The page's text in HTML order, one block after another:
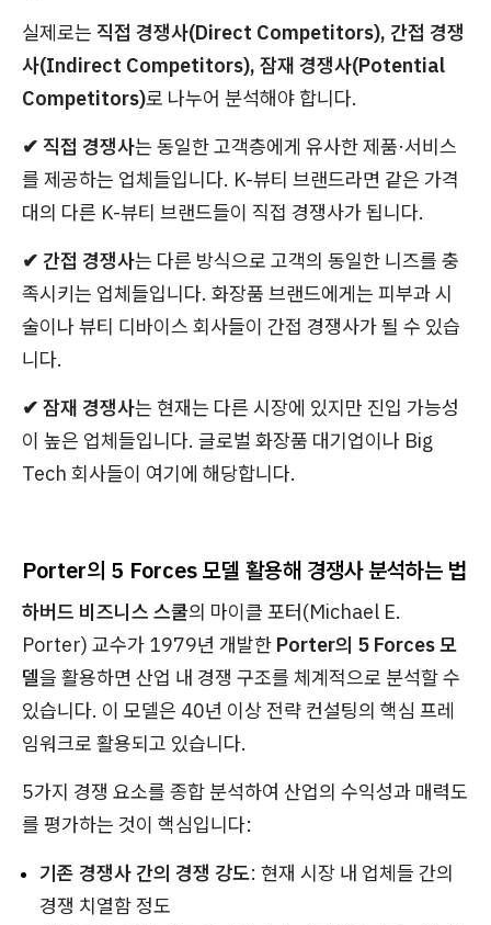
실제로는 직접 경쟁사(Direct Competitors), 간접 경쟁
사(Indirect Competitors), 잠재 경쟁사(Potential
Competitors)로 나누어 분석해야 합니다.
✔︎ 직접 경쟁사는 동일한 고객층에게 유사한 제품·서비스
를 제공하는 업체들입니다. K-뷰티 브랜드라면 같은 가격
대의 다른 K-뷰티 브랜드들이 직접 경쟁사가 됩니다.
✔︎ 간접 경쟁사는 다른 방식으로 고객의 동일한 니즈를 충
족시키는 업체들입니다. 화장품 브랜드에게는 피부과 시
술이나 뷰티 디바이스 회사들이 간접 경쟁사가 될 수 있습
니다.
✔︎ 잠재 경쟁사는 현재는 다른 시장에 있지만 진입 가능성
이 높은 업체들입니다. 글로벌 화장품 대기업이나 Big
Tech 회사들이 여기에 해당합니다.
Porter의 5 Forces 모델 활용해 경쟁사 분석하는 법
하버드 비즈니스 스쿨의 마이클 포터(Michael E.
Porter) 교수가 1979년 개발한 Porter의 5 Forces 모
델을 활용하면 산업 내 경쟁 구조를 체계적으로 분석할 수
있습니다. 이 모델은 40년 이상 전략 컨설팅의 핵심 프레
임워크로 활용되고 있습니다.
5가지 경쟁 요소를 종합 분석하여 산업의 수익성과 매력도
를 평가하는 것이 핵심입니다:
기존 경쟁사 간의 경쟁 강도: 현재 시장 내 업체들 간의
경쟁 치열함 정도